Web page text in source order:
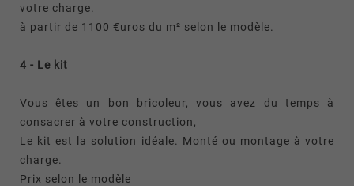
votre charge.
à partir de 1100 €uros du m² selon le modèle.
4 - Le kit
Vous êtes un bon bricoleur, vous avez du temps à
consacrer à votre construction,
Le kit est la solution idéale. Monté ou montage à votre
charge.
Prix selon le modèle